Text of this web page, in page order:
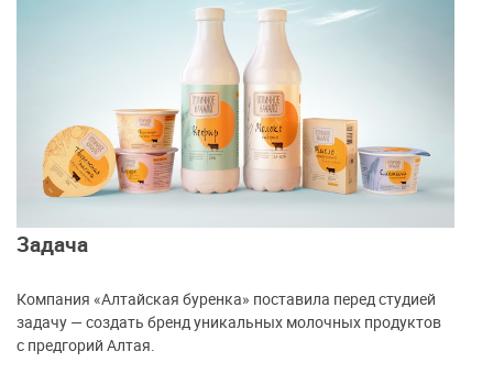
Задача
Компания «Алтайская буренка» поставила перед студией
задачу — создать бренд уникальных молочных продуктов
с предгорий Алтая.